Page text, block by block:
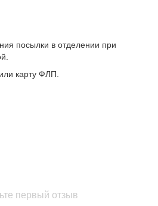
посылки в отделении при
карту ФЛП.
первый отзыв